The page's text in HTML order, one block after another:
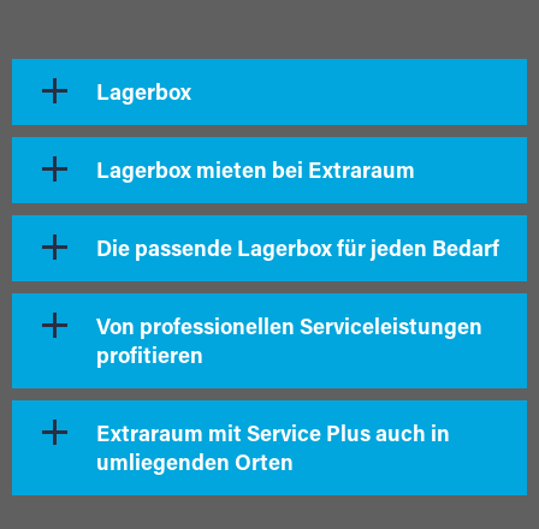
Lagerbox
Lagerbox mieten bei Extraraum
Die passende Lagerbox für jeden Bedarf
Von professionellen Serviceleistungen
profitieren
Extraraum mit Service Plus auch in
umliegenden Orten